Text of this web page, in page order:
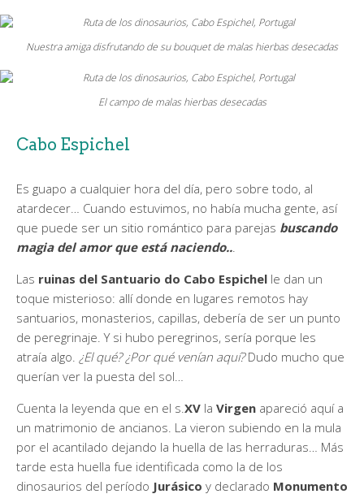
Nuestra amiga disfrutando de su bouquet de malas hierbas desecadas
El campo de malas hierbas desecadas
Cabo Espichel
Es guapo a cualquier hora del día, pero sobre todo, al
atardecer… Cuando estuvimos, no había mucha gente, así
que puede ser un sitio romántico para parejas buscando
magia del amor que está naciendo..
Las ruinas del Santuario do Cabo Espichel le dan un
toque misterioso: allí donde en lugares remotos hay
santuarios, monasterios, capillas, debería de ser un punto
de peregrinaje. Y si hubo peregrinos, sería porque les
atraía algo. ¿El qué? ¿Por qué venían aquí?Dudo mucho que
querían ver la puesta del sol…
Cuenta la leyenda que en el s. XV la Virgen apareció aquí a
un matrimonio de ancianos. La vieron subiendo en la mula
por el acantilado dejando la huella de las herraduras… Más
tarde esta huella fue identificada como la de los
dinosaurios del período Jurásico y declarado Monumento